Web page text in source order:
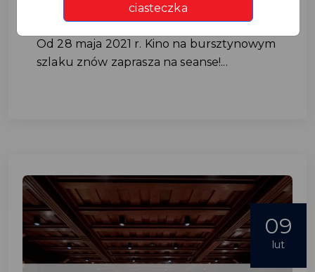
Od 28 maja 2021 r. Kino na bursztynowym
szlaku znów zaprasza na seanse!...
09
lut
ciasteczka